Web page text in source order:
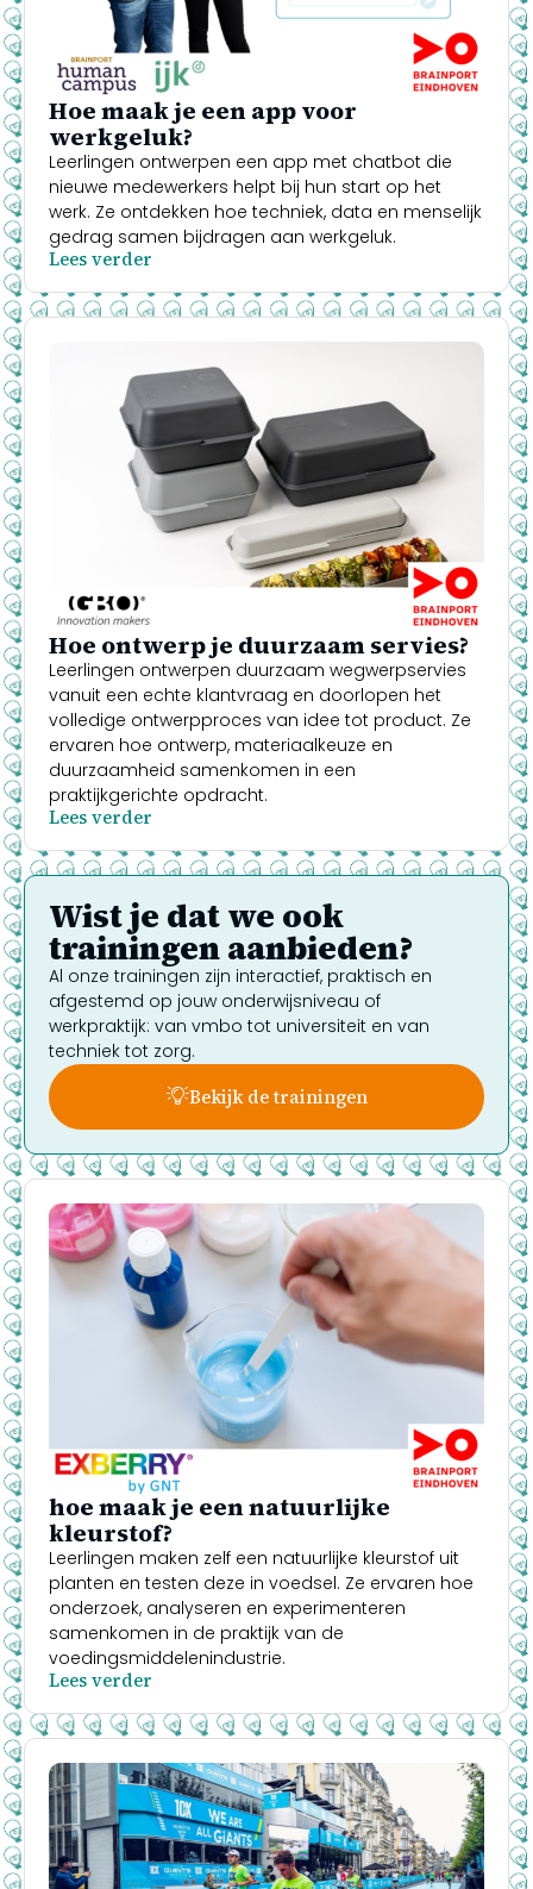
Hoe maak je een app voor
werkgeluk?
Leerlingen ontwerpen een app met chatbot die
nieuwe medewerkers helpt bij hun start op het
werk. Ze ontdekken hoe techniek, data en menselijk
gedrag samen bijdragen aan werkgeluk.
Lees verder
Hoe ontwerp je duurzaam servies?
Leerlingen ontwerpen duurzaam wegwerpservies
vanuit een echte klantvraag en doorlopen het
volledige ontwerpproces van idee tot product. Ze
ervaren hoe ontwerp, materiaalkeuze en
duurzaamheid samenkomen in een
praktijkgerichte opdracht.
Lees verder
Wist je dat we ook
trainingen aanbieden?
Al onze trainingen zijn interactief, praktisch en
afgestemd op jouw onderwijsniveau of
werkpraktijk: van vmbo tot universiteit en van
techniek tot zorg.
Bekijk de trainingen
hoe maak je een natuurlijke
kleurstof?
Leerlingen maken zelf een natuurlijke kleurstof uit
planten en testen deze in voedsel. Ze ervaren hoe
onderzoek, analyseren en experimenteren
samenkomen in de praktijk van de
voedingsmiddelenindustrie.
Lees verder